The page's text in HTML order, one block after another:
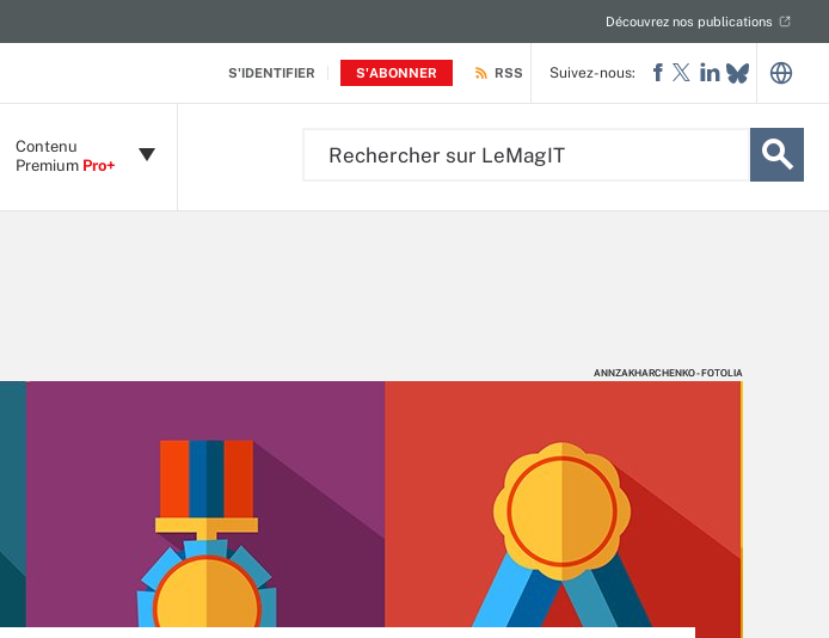
S'IDENTIFIER S'ABONNER
Découvrez nos publications
RSS
Contenu
Premium Pro+
Suivez-nous:
ANNZAKHARCHENKO - FOTOLIA
ANNZAKHARCHENKO - FOTOLIA